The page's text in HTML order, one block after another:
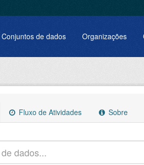
Conjuntos de dados Organizações
Fluxo de Atividades Sobre